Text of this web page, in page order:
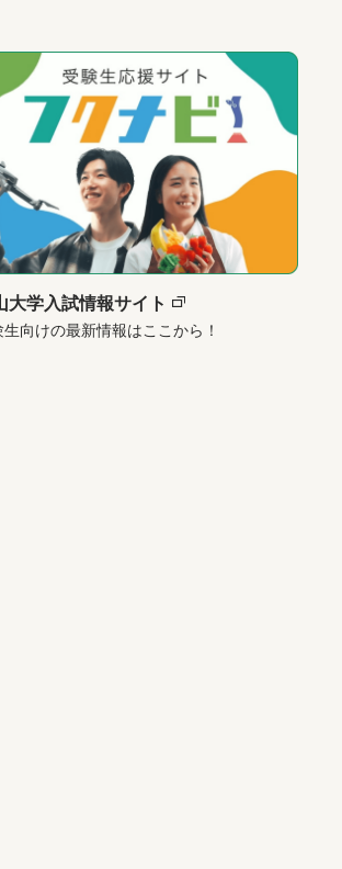
大学入試情報サイト
生向けの最新情報はここから！